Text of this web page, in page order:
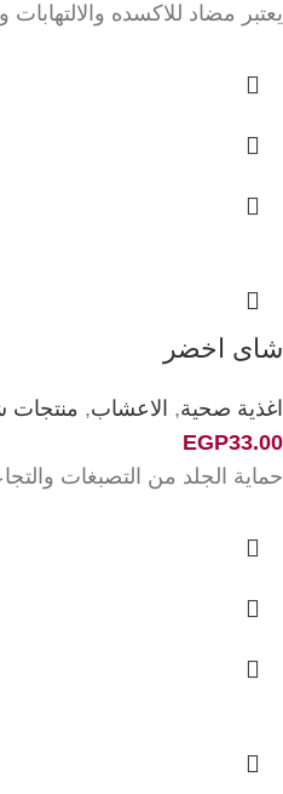
يعتبر مضاد للاكسده
شاى اخضر
اغذية صحية, الاعشاب, منتجات
EGP33.00
حماية الجلد من التصبغات